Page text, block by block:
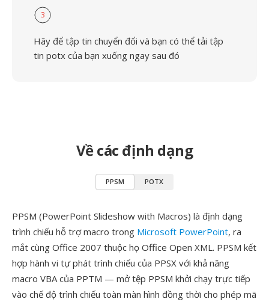
3
Hãy để tập tin chuyển đổi và bạn có thể tải tập
tin potx của bạn xuống ngay sau đó
Về các định dạng
PPSM POTX
PPSM (PowerPoint Slideshow with Macros) là định dạng
trình chiếu hỗ trợ macro trong Microsoft PowerPoint, ra
mắt cùng Office 2007 thuộc họ Office Open XML. PPSM kết
hợp hành vi tự phát trình chiếu của PPSX với khả năng
macro VBA của PPTM — mở tệp PPSM khởi chạy trực tiếp
vào chế độ trình chiếu toàn màn hình đồng thời cho phép mã